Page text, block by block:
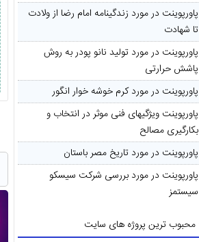
پاورپوینت در مورد زندگینامه امام رضا از ولادت
تا شهادت
پاورپوینت در مورد تولید نانو پودر به روش
پاشش حرارتی
پاورپوینت در مورد کرم خوشه خوار انگور
پاورپوینت ویژگیهای فنی موثر در انتخاب و
بکارگیری مصالح
پاورپوینت در مورد تاريخ مصر باستان
پاورپوینت در مورد بررسی شرکت سیسکو
سیستمز
محبوب ترین پروژه های سایت